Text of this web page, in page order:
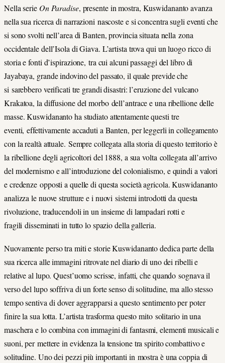
Nella serie On Paradise, presente in mostra, Kuswidananto avanza
nella sua ricerca di narrazioni nascoste e si concentra sugli eventi che
si sono svolti nell’area di Banten, provincia situata nella zona
occidentale dell’Isola di Giava. L’artista trova qui un luogo ricco di
storia e fonti d’ispirazione, tra cui alcuni passaggi del libro di
Jayabaya, grande indovino del passato, il quale previde che
si sarebbero verificati tre grandi disastri: l’eruzione del vulcano
Krakatoa, la diffusione del morbo dell’antrace e una ribellione delle
masse. Kuswidananto ha studiato attentamente questi tre
eventi, effettivamente accaduti a Banten, per leggerli in collegamento
con la realtà attuale. Sempre collegata alla storia di questo territorio è
la ribellione degli agricoltori del 1888, a sua volta collegata all’arrivo
del modernismo e all’introduzione del colonialismo, e quindi a valori
e credenze opposti a quelle di questa società agricola. Kuswidananto
analizza le nuove strutture e i nuovi sistemi introdotti da questa
rivoluzione, traducendoli in un insieme di lampadari rotti e
fragili disseminati in tutto lo spazio della galleria.
Nuovamente perso tra miti e storie Kuswidananto dedica parte della
sua ricerca alle immagini ritrovate nel diario di uno dei ribelli e
relative al lupo. Quest’uomo scrisse, infatti, che quando sognava il
verso del lupo soffriva di un forte senso di solitudine, ma allo stesso
tempo sentiva di dover aggrapparsi a questo sentimento per poter
finire la sua lotta. L’artista trasforma questo mito solitario in una
maschera e lo combina con immagini di fantasmi, elementi musicali e
suoni, per mettere in evidenza la tensione tra spirito combattivo e
solitudine. Uno dei pezzi più importanti in mostra è una coppia di